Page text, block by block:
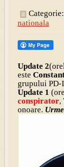
Categorie:
nationala
Update 2
este
grupului PD-
Update 1
conspirator,
onoare.